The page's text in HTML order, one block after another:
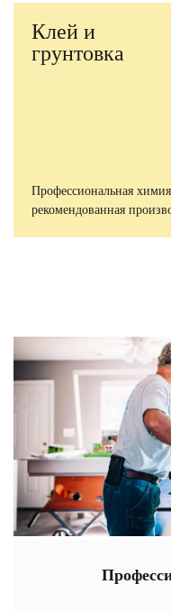
Клей и
грунтовка
Профессиональная химия
рекомендованная